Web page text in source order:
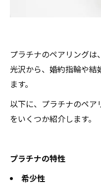
プラチナのペアリング
光沢から、婚約指輪や結
ます。
以下に、プラチナのペ
をいくつか紹介します。
プラチナの特性
希少性